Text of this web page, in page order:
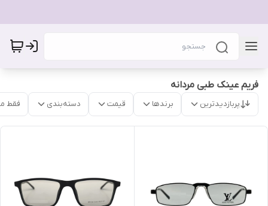
فریم عینک طبی مردانه
پربازدیدترین برندها قیمت دسته‌بندی فقط